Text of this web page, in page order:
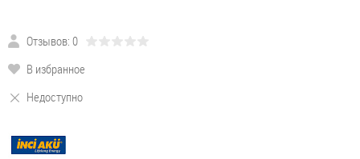
Отзывов: 0
В избранное
Недоступно